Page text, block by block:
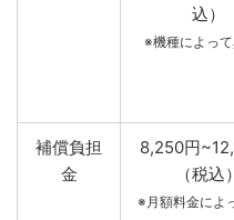
込）
※機種によっ
補償負担
金
8,250円
（税込）
※月額料金によ